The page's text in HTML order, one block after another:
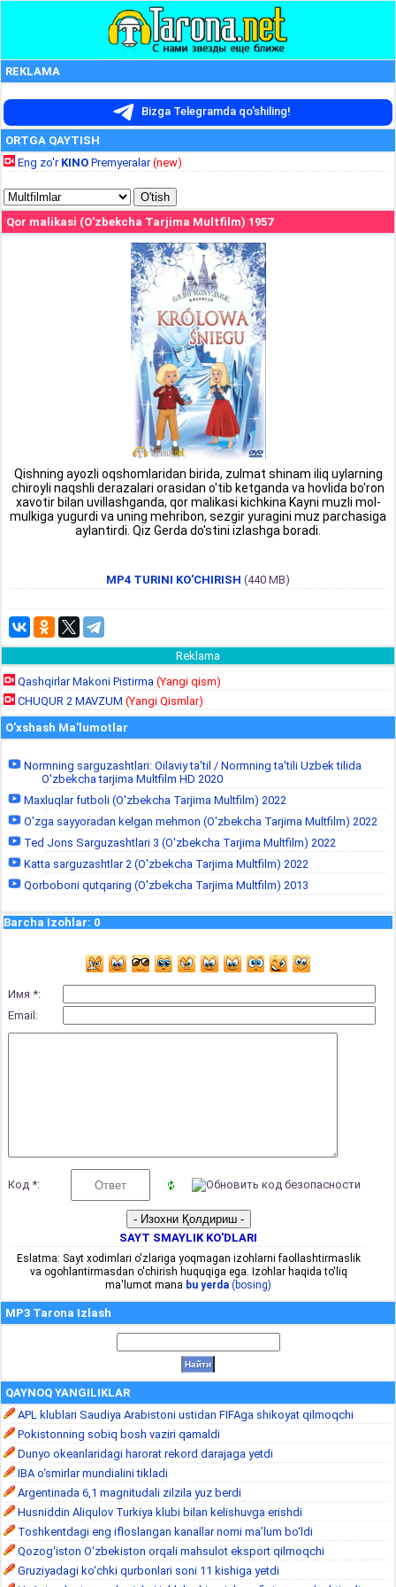
REKLAMA
Bizga Telegramda qo'shiling!
ORTGA QAYTISH
Eng zo'r KINO Premyeralar(new)
Qor malikasi (O'zbekcha Tarjima Multfilm) 1957
Qishning ayozli oqshomlaridan birida, zulmat shinam iliq uylarning
chiroyli naqshli derazalari orasidan o'tib ketganda va hovlida bo'ron
xavotir bilan uvillashganda, qor malikasi kichkina Kayni muzli mol-
mulkiga yugurdi va uning mehribon, sezgir yuragini muz parchasiga
aylantirdi. Qiz Gerda do'stini izlashga boradi.
MP4 TURINI KO'CHIRISH (440 MB)
Reklama
Qashqirlar Makoni Pistirma (Yangi qism)
CHUQUR 2 MAVZUM (Yangi Qismlar)
O'xshash Ma'lumotlar
Normning sarguzashtlari: Oilaviy ta'til / Normning ta'tili Uzbek tilida
O'zbekcha tarjima Multfilm HD 2020
Maxluqlar futboli (O'zbekcha Tarjima Multfilm) 2022
O'zga sayyoradan kelgan mehmon (O'zbekcha Tarjima Multfilm) 2022
Ted Jons Sarguzashtlari 3 (O'zbekcha Tarjima Multfilm) 2022
Katta sarguzashtlar 2 (O'zbekcha Tarjima Multfilm) 2022
Qorboboni qutqaring (O'zbekcha Tarjima Multfilm) 2013
Barcha Izohlar: 0
Имя *:
Email:
Код *:
SAYT SMAYLIK KO'DLARI
Eslatma: Sayt xodimlari o'zlariga yoqmagan izohlarni faollashtirmaslik
va ogohlantirmasdan o'chirish huquqiga ega. Izohlar haqida to'liq
ma'lumot mana bu yerda (bosing)
MP3 Tarona Izlash
QAYNOQ YANGILIKLAR
APL klublari Saudiya Arabistoni ustidan FIFAga shikoyat qilmoqchi
Pokistonning sobiq bosh vaziri qamaldi
Dunyo okeanlaridagi harorat rekord darajaga yetdi
IBA o‘smirlar mundialini tikladi
Argentinada 6,1 magnitudali zilzila yuz berdi
Husniddin Aliqulov Turkiya klubi bilan kelishuvga erishdi
Toshkentdagi eng ifloslangan kanallar nomi ma’lum bo‘ldi
Qozog‘iston O‘zbekiston orqali mahsulot eksport qilmoqchi
Gruziyadagi ko‘chki qurbonlari soni 11 kishiga yetdi